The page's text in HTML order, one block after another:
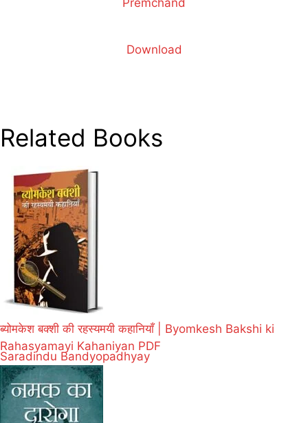
Premchand
Download
Related Books
ब्योमकेश बक्शी की रहस्यमयी कहानियाँ | Byomkesh Bakshi ki
Rahasyamayi Kahaniyan PDF
Saradindu Bandyopadhyay